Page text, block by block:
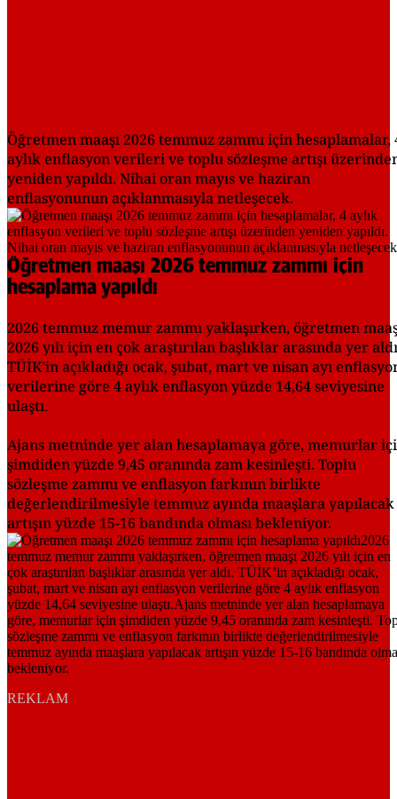
Öğretmen maaşı 2026 temmuz zammı için hesaplamalar,
aylık enflasyon verileri ve toplu sözleşme artışı
yeniden yapıldı. Nihai oran mayıs ve haziran
enflasyonunun açıklanmasıyla netleşecek.
Öğretmen maaşı 2026 temmuz zammı için
hesaplama yapıldı
2026 temmuz memur zammı yaklaşırken, öğretmen
2026 yılı için en çok araştırılan başlıklar arasında yer
TÜİK’in açıkladığı ocak, şubat, mart ve nisan ayı
verilerine göre 4 aylık enflasyon yüzde 14,64 seviyesine
ulaştı.
Ajans metninde yer alan hesaplamaya göre, memurlar
şimdiden yüzde 9,45 oranında zam kesinleşti. Toplu
sözleşme zammı ve enflasyon farkının birlikte
değerlendirilmesiyle temmuz ayında maaşlara yapılacak
artışın yüzde 15-16 bandında olması bekleniyor.
REKLAM